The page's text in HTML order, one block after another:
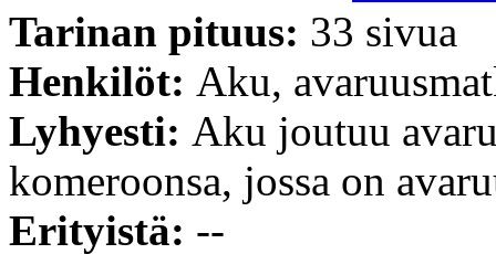
Tarinan pituus: 33 sivua
Henkilöt: Aku,
Lyhyesti: Aku joutuu
komeroonsa, jossa on
Erityistä: --